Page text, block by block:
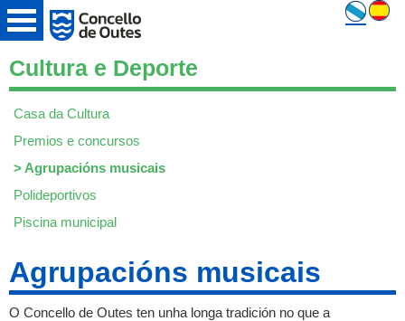
Cultura e Deporte
Casa da Cultura
Premios e concursos
> Agrupacións musicais
Polideportivos
Piscina municipal
Agrupacións musicais
O Concello de Outes ten unha longa tradición no que a